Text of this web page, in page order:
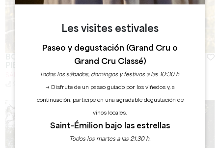
BOUCLE DE SAINT-LAURENT-DES-COMBES À
PIED - UN VIGNOBLE EN RELIEF
SAINT-LAURENT-DES-COMBES
Duración: 3h30 Dificultad : Fácil
Les visites estivales
Paseo y degustación (Grand Cru o
Grand Cru Classé)
Todos los sábados, domingos y festivos a las 10:30 h.
→ Disfrute de un paseo guiado por los viñedos y, a
continuación, participe en una agradable degustación de
vinos locales.
Saint-Émilion bajo las estrellas
Todos los martes a las 21:30 h.